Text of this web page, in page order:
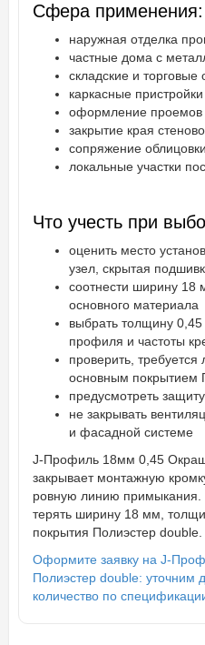
Сфера применения:
наружная отделка
частные дома с
складские и торговые
каркасные
оформление
закрытие края
сопряжение
локальные участки
Что учесть при
оценить место
узел, скрытая
соотнести ширину 18
основного материала
выбрать толщину
профиля и частоты
проверить,
основным покрытием
предусмотреть
не закрывать
и фасадной системе
J-Профиль 18мм 0,45
закрывает монтажную
ровную линию
терять ширину 18 мм,
покрытия Полиэстер double.
Оформите заявку на J-
Полиэстер double: уточним
количество по